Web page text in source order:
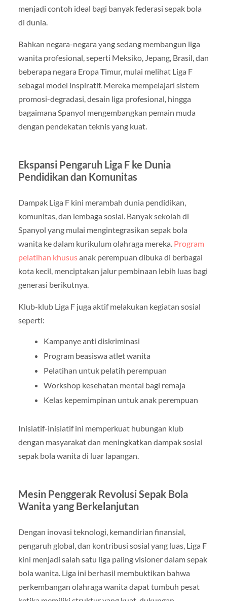
menjadi contoh ideal bagi banyak federasi sepak bola
di dunia.
Bahkan negara-negara yang sedang membangun liga
wanita profesional, seperti Meksiko, Jepang, Brasil, dan
beberapa negara Eropa Timur, mulai melihat Liga F
sebagai model inspiratif. Mereka mempelajari sistem
promosi-degradasi, desain liga profesional, hingga
bagaimana Spanyol mengembangkan pemain muda
dengan pendekatan teknis yang kuat.
Ekspansi Pengaruh Liga F ke Dunia
Pendidikan dan Komunitas
Dampak Liga F kini merambah dunia pendidikan,
komunitas, dan lembaga sosial. Banyak sekolah di
Spanyol yang mulai mengintegrasikan sepak bola
wanita ke dalam kurikulum olahraga mereka. Program
pelatihan khususanak perempuan dibuka di berbagai
kota kecil, menciptakan jalur pembinaan lebih luas bagi
generasi berikutnya.
Klub-klub Liga F juga aktif melakukan kegiatan sosial
seperti:
Kampanye anti diskriminasi
Program beasiswa atlet wanita
Pelatihan untuk pelatih perempuan
Workshop kesehatan mental bagi remaja
Kelas kepemimpinan untuk anak perempuan
Inisiatif-inisiatif ini memperkuat hubungan klub
dengan masyarakat dan meningkatkan dampak sosial
sepak bola wanita di luar lapangan.
Mesin Penggerak Revolusi Sepak Bola
Wanita yang Berkelanjutan
Dengan inovasi teknologi, kemandirian finansial,
pengaruh global, dan kontribusi sosial yang luas, Liga F
kini menjadi salah satu liga paling visioner dalam sepak
bola wanita. Liga ini berhasil membuktikan bahwa
perkembangan olahraga wanita dapat tumbuh pesat